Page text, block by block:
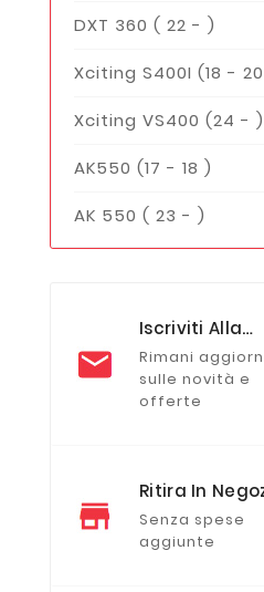
DXT 360 ( 22 - )
Xciting S400I (18 -
Xciting VS400 (24 - )
AK550 (17 - 18 )
AK 550 ( 23 - )
Iscriviti Alla
Newsletter
Rimani
sulle novità e
offerte
Ritira In
Senza spese
aggiunte